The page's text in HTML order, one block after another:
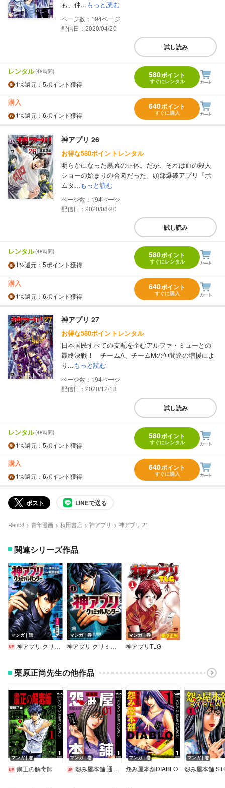
も、仲...もっと読む
194
配信日：2020/04/20
試し読み
レンタル(48時間)
1%還元 ：5ポイント獲得
580ポイント
すぐにレンタル
購入
1%還元 ：6ポイント獲得
640ポイント
すぐに購入
神アプリ 26
お得な580ポイントレンタル
明らかになった黒幕の正体。だが、それは血の殺人
ショーの始まりの合図だった。頭部爆破アプリ『ボ
ムタ...もっと読む
194
配信日：2020/08/20
試し読み
レンタル(48時間)
1%還元 ：5ポイント獲得
580ポイント
すぐにレンタル
購入
1%還元 ：6ポイント獲得
640ポイント
すぐに購入
神アプリ 27
お得な580ポイントレンタル
日本国民すべての支配を企むアルファ・ミューとの
最終決戦！ チームA、チームMの仲間達の増援によ
り...もっと読む
194
配信日：2020/12/18
試し読み
レンタル(48時間)
1%還元 ：5ポイント獲得
580ポイント
すぐにレンタル
購入
1%還元 ：6ポイント獲得
640ポイント
すぐに購入
ポスト LINEで送る
Renta! 青年漫画 秋田書店 神アプリ 神アプリ 21
関連シリーズ作品
マンガ｜話
神アプリ クリミナルハンター（話売り）
マンガ｜巻
神アプリ クリミナルハンター
マンガ｜巻
神アプリTLG
栗原正尚先生の他作品
マンガ｜巻
粛正の解毒師
マンガ｜巻
怨み屋本舗 通巻版
マンガ｜巻
怨み屋本舗DIABLO
マンガ｜巻